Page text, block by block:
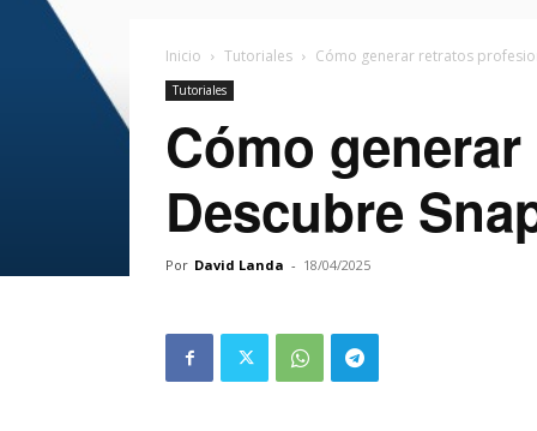
Inicio Tutoriales Cómo generar retratos
Tutoriales
Cómo
Descubre
Por David Landa - 18/04/2025